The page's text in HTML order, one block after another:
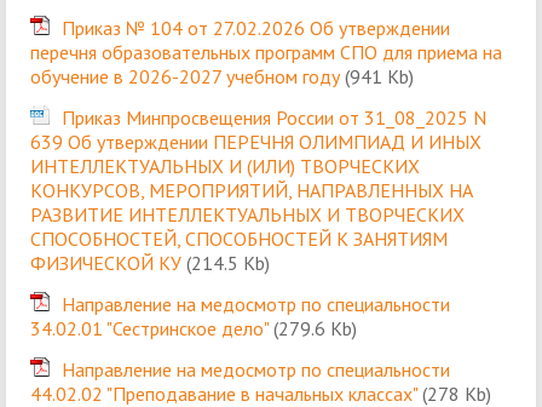
Приказ № 104 от 27.02.2026 Об утверждении
перечня образовательных программ СПО для приема на
обучение в 2026-2027 учебном году (941 Kb)
Приказ Минпросвещения России от 31_08_2025 N
639 Об утверждении ПЕРЕЧНЯ ОЛИМПИАД И ИНЫХ
ИНТЕЛЛЕКТУАЛЬНЫХ И (ИЛИ) ТВОРЧЕСКИХ
КОНКУРСОВ, МЕРОПРИЯТИЙ, НАПРАВЛЕННЫХ НА
РАЗВИТИЕ ИНТЕЛЛЕКТУАЛЬНЫХ И ТВОРЧЕСКИХ
СПОСОБНОСТЕЙ, СПОСОБНОСТЕЙ К ЗАНЯТИЯМ
ФИЗИЧЕСКОЙ КУ (214.5 Kb)
Направление на медосмотр по специальности
34.02.01 "Сестринское дело" (279.6 Kb)
Направление на медосмотр по специальности
44.02.02 "Преподавание в начальных классах" (278 Kb)